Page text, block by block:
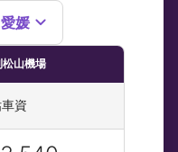
愛媛
山機場
資